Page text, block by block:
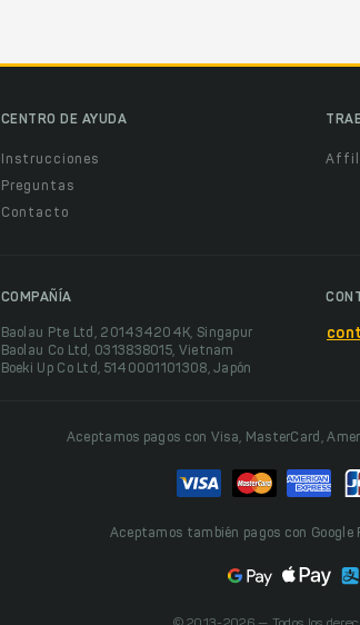
CENTRO DE AYUDA
Instrucciones
Preguntas
Contacto
COMPAÑÍA
Baolau Pte Ltd, 201434204K, Singapur
Baolau Co Ltd, 0313838015, Vietnam
Boeki Up Co Ltd, 5140001101308, Japón
Aceptamos pagos con Visa, MasterCard,
Aceptamos también pagos con Google